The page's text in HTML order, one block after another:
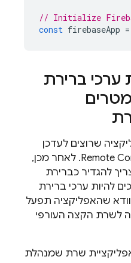
// Initialize
const firebaseApp =
ערכי ברירת
שרוצים לעדכן
Remote. לאחר מכן,
להגדיר כברירת
להיות ערכי ברירת
שהאפליקציה תפעל
לשרת הקצה העורפי
שרת שמנהלת